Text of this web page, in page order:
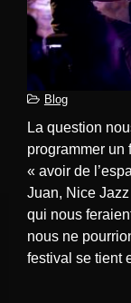
Blog
La question nous est souvent posée : pourquoi
programmer un
« avoir de
Juan, Nice
qui nous
nous ne
festival se tient